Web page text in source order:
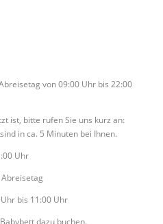
von 09:00 Uhr bis 22:00
ist, bitte rufen Sie uns kurz an:
in ca. 5 Minuten bei Ihnen.
Uhr
bis 11:00 Uhr
dazu buchen.